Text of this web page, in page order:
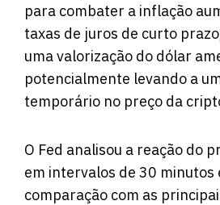
para combater a inflação
taxas de juros de curto
uma valorização do dólar
potencialmente levando a
temporário no preço da
O Fed analisou a reação do
em intervalos de 30 minutos
comparação com as